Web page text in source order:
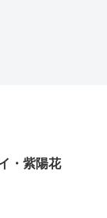
・紫陽花